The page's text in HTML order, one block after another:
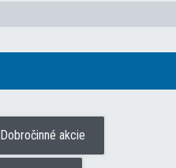
Dobročinné akcie